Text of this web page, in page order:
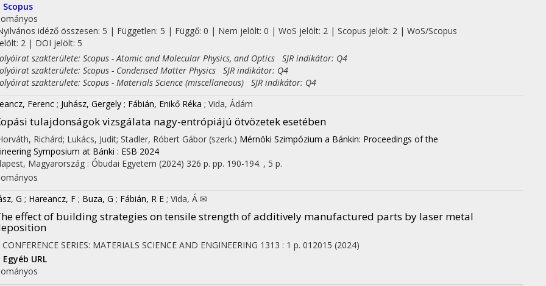
Scopus
idéző összesen: 5 | Független: 5 | Függő: 0 | Nem jelölt: 0 | WoS jelölt: 2 | Scopus jelölt: 2 | WoS/Scopus
2 | DOI jelölt: 5
szakterülete: Scopus - Atomic and Molecular Physics, and Optics SJR indikátor: Q4
szakterülete: Scopus - Condensed Matter Physics SJR indikátor: Q4
szakterülete: Scopus - Materials Science (miscellaneous) SJR indikátor: Q4
Ferenc ; Juhász, Gergely ; Fábián, Enikő Réka ; Vida, Ádám
tulajdonságok vizsgálata nagy-entrópiájú ötvözetek esetében
Richárd; Lukács, Judit; Stadler, Róbert Gábor (szerk.) Mérnöki Szimpózium a Bánkin: Proceedings of the
Symposium at Bánki : ESB 2024
Magyarország : Óbudai Egyetem (2024) 326 p. pp. 190-194. , 5 p.
G ; Hareancz, F ; Buza, G ; Fábián, R E ; Vida, Á ✉
effect of building strategies on tensile strength of additively manufactured parts by laser metal
CONFERENCE SERIES: MATERIALS SCIENCE AND ENGINEERING 1313 : 1 p. 012015 (2024)
Egyéb URL